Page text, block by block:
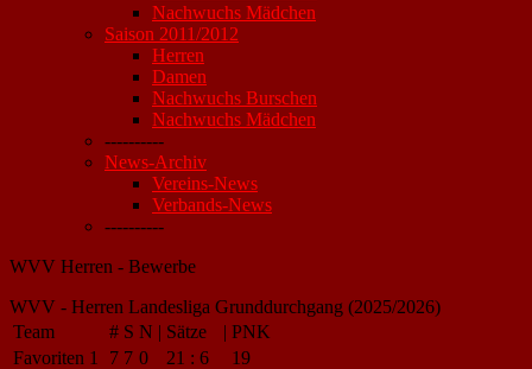
Nachwuchs Mädchen
Saison 2011/2012
Herren
Damen
Nachwuchs Burschen
Nachwuchs Mädchen
----------
News-Archiv
Vereins-News
Verbands-News
----------
WVV Herren - Bewerbe
WVV - Herren Landesliga Grunddurchgang (2025/2026)
Team
# S N | Sätze | PNK
Favoriten 1
7 7 0 21 : 6
19